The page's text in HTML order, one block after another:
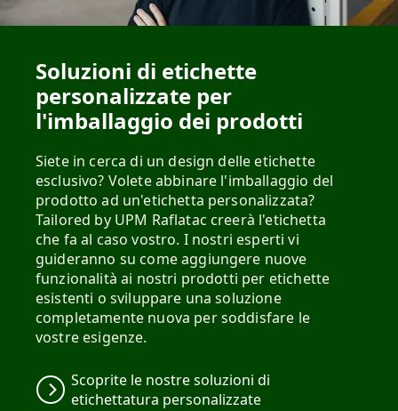
Soluzioni di etichette
personalizzate per
l'imballaggio dei prodotti
Siete in cerca di un design delle etichette
esclusivo? Volete abbinare l'imballaggio del
prodotto ad un'etichetta personalizzata?
Tailored by UPM Raflatac creerà l'etichetta
che fa al caso vostro. I nostri esperti vi
guideranno su come aggiungere nuove
funzionalità ai nostri prodotti per etichette
esistenti o sviluppare una soluzione
completamente nuova per soddisfare le
vostre esigenze.
Scoprite le nostre soluzioni di
etichettatura personalizzate